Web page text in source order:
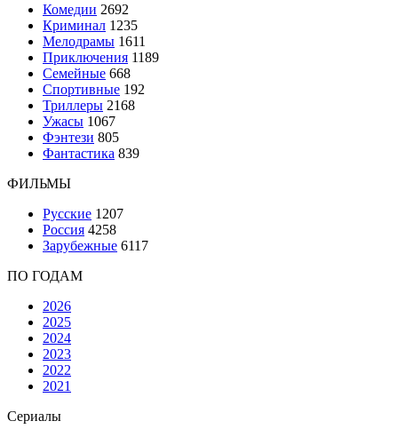
Комедии 2692
Криминал 1235
Мелодрамы 1611
Приключения 1189
Семейные 668
Спортивные 192
Триллеры 2168
Ужасы 1067
Фэнтези 805
Фантастика 839
ФИЛЬМЫ
Русские 1207
Россия 4258
Зарубежные 6117
ПО ГОДАМ
2026
2025
2024
2023
2022
2021
Сериалы